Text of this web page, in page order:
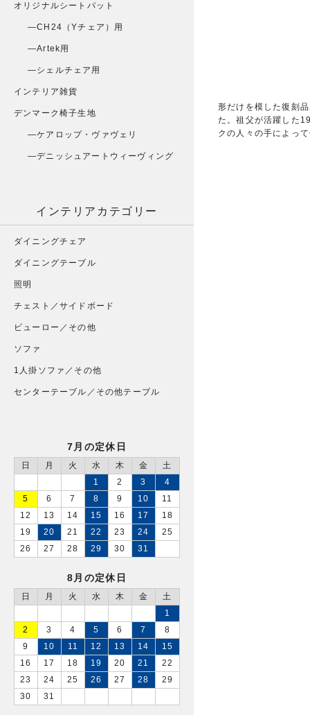
形だけを模した復刻
た。祖父が活躍した
クの人々の手によっ
オリジナルシートパット
CH24（Yチェア）用
Artek用
シェルチェア用
インテリア雑貨
デンマーク椅子生地
ケアロップ・ヴァヴェリ
デニッシュアートウィーヴィング
インテリアカテゴリー
ダイニングチェア
ダイニングテーブル
照明
チェスト／サイドボード
ビューロー／その他
ソファ
1人掛ソファ／その他
センターテーブル／その他テーブル
7月の定休日
日 月 火 水 木 金
土
1
2 3
4
5
6 7 8 9 10
11
12
13 14 15 16 17
18
19
20 21 22 23 24
25
26
27 28 29 30 31
8月の定休日
日 月 火 水 木 金
土
1
2
3 4 5 6 7
8
9
10 11 12 13 14
15
16
17 18 19 20 21
22
23
24 25 26 27 28
29
30
31